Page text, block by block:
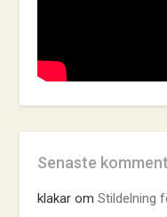
Senaste
klakar omStildelning